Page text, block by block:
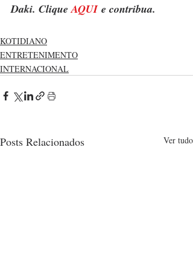
Daki. Clique AQUI e contribua.
KOTIDIANO
ENTRETENIMENTO
INTERNACIONAL
Posts Relacionados Ver tudo